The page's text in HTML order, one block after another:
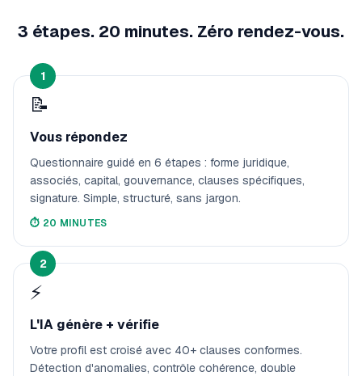
3 étapes. 20 minutes. Zéro rendez-vous.
1
📝
Vous répondez
Questionnaire guidé en 6 étapes : forme juridique,
associés, capital, gouvernance, clauses spécifiques,
signature. Simple, structuré, sans jargon.
⏱️ 20 MINUTES
2
⚡
L'IA génère + vérifie
Votre profil est croisé avec 40+ clauses conformes.
Détection d'anomalies, contrôle cohérence, double